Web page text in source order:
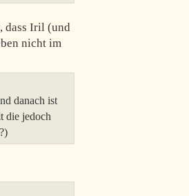
dass Iril (und
nicht im
danach ist
die jedoch